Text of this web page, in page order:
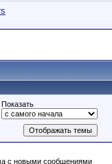
Показать
с новыми сообщениями